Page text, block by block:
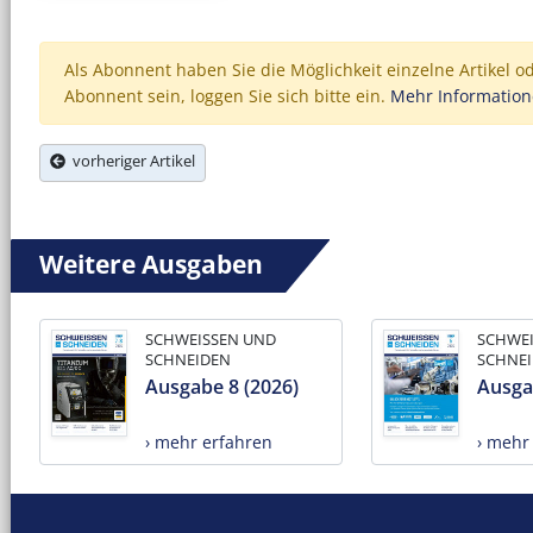
Als Abonnent haben Sie die Möglichkeit einzelne Artikel
Abonnent sein, loggen Sie sich bitte ein. Mehr
vorheriger Artikel
Weitere Ausgaben
SCHWEISSEN UND
SCHNEIDEN
Ausgabe 8 (2026)
› mehr erfahren ›